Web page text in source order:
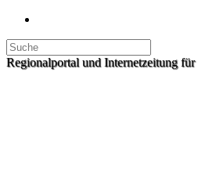
Regionalportal und Internetzeitung für